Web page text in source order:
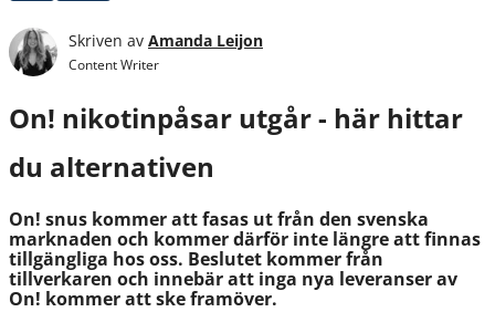
Skriven av Amanda Leijon
Content Writer
On! nikotinpåsar utgår - här hittar
du alternativen
On! snus kommer att fasas ut från den svenska
marknaden och kommer därför inte längre att finnas
tillgängliga hos oss. Beslutet kommer från
tillverkaren och innebär att inga nya leveranser av
On! kommer att ske framöver.